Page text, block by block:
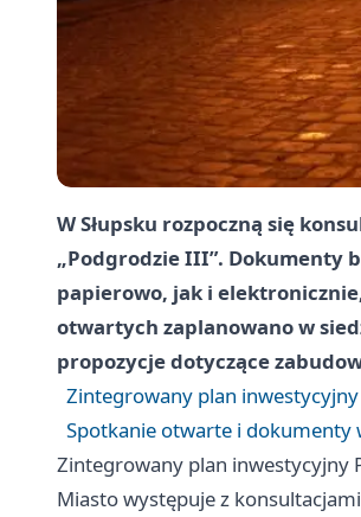
W Słupsku rozpoczną się
„Podgrodzie III”. Dokumenty
papierowo, jak i
otwartych zaplanowano w
propozycje dotyczące
Zintegrowany plan
Spotkanie otwarte i dokumenty
Zintegrowany plan inwestycyjny
Miasto występuje z